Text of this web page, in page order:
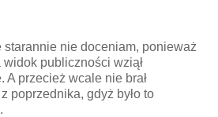
starannie nie doceniam, ponieważ
widok publiczności wziął
A przecież wcale nie brał
poprzednika, gdyż było to